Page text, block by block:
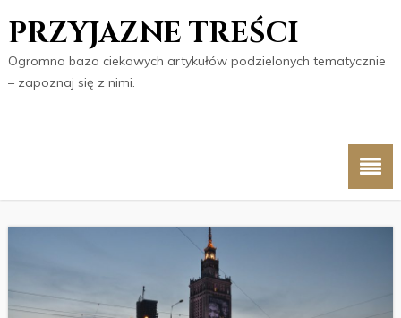
PRZYJAZNE TREŚCI
Ogromna baza ciekawych artykułów podzielonych tematycznie
– zapoznaj się z nimi.